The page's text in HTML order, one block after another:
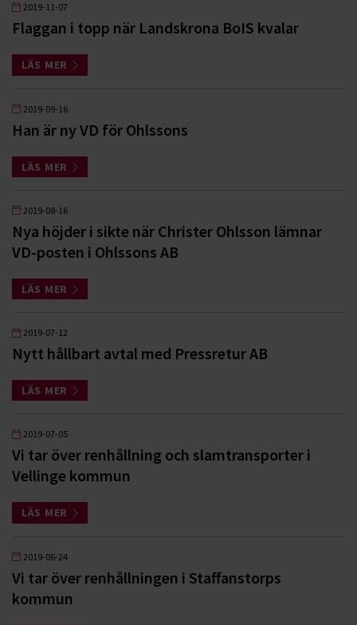
2019-11-07
Flaggan i topp när Landskrona BoIS kvalar
LÄS MER
2019-09-16
Han är ny VD för Ohlssons
LÄS MER
2019-08-16
Nya höjder i sikte när Christer Ohlsson lämnar
VD-posten i Ohlssons AB
LÄS MER
2019-07-12
Nytt hållbart avtal med Pressretur AB
LÄS MER
2019-07-05
Vi tar över renhållning och slamtransporter i
Vellinge kommun
LÄS MER
2019-06-24
Vi tar över renhållningen i Staffanstorps
kommun